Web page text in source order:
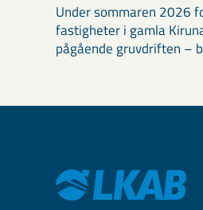
Under sommaren 2026
fastigheter i gamla
pågående gruvdriften –